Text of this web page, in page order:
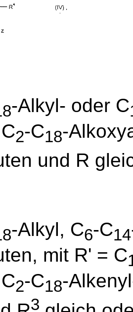
-Alkyl- oder C
2-C18-
und R
-Alkyl, C6-C14
mit R' = C
2-C18-
3